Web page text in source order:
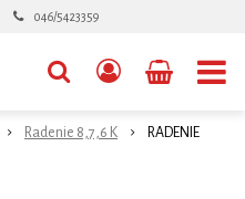
046/5423359
Radenie 8,7,6 K
RADENIE